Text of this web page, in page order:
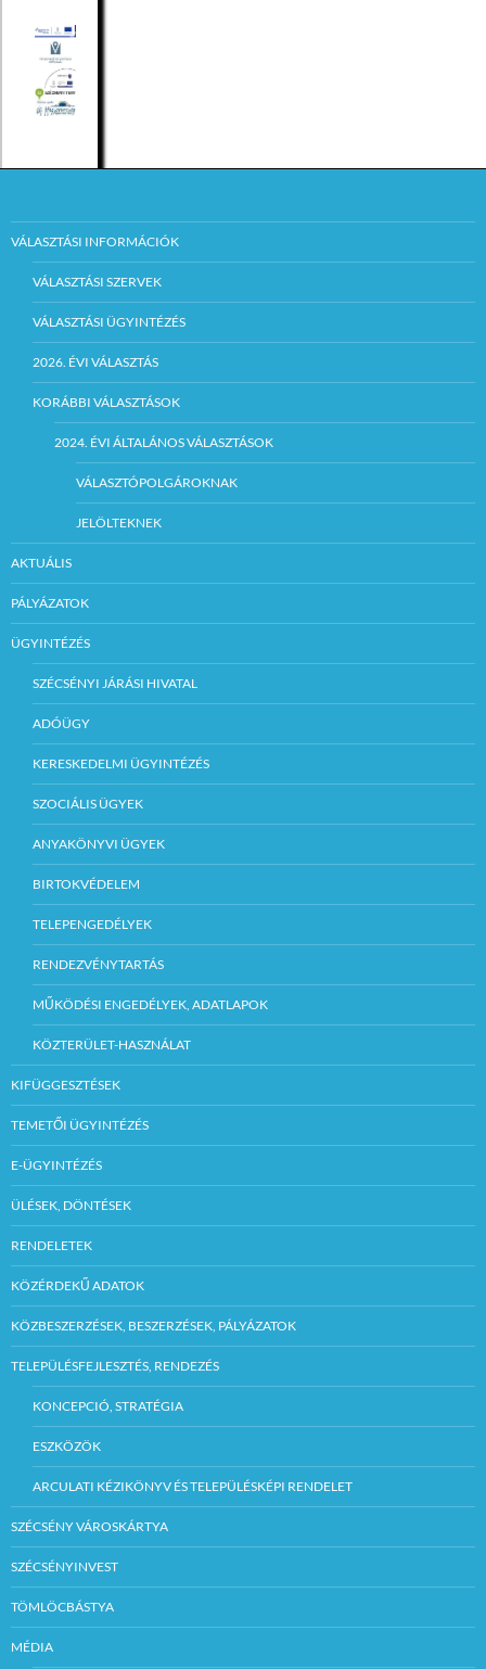
VÁLASZTÁSI INFORMÁCIÓK
VÁLASZTÁSI SZERVEK
VÁLASZTÁSI ÜGYINTÉZÉS
2026. ÉVI VÁLASZTÁS
KORÁBBI VÁLASZTÁSOK
2024. ÉVI ÁLTALÁNOS VÁLASZTÁSOK
VÁLASZTÓPOLGÁROKNAK
JELÖLTEKNEK
AKTUÁLIS
PÁLYÁZATOK
ÜGYINTÉZÉS
SZÉCSÉNYI JÁRÁSI HIVATAL
ADÓÜGY
KERESKEDELMI ÜGYINTÉZÉS
SZOCIÁLIS ÜGYEK
ANYAKÖNYVI ÜGYEK
BIRTOKVÉDELEM
TELEPENGEDÉLYEK
RENDEZVÉNYTARTÁS
MŰKÖDÉSI ENGEDÉLYEK, ADATLAPOK
KÖZTERÜLET-HASZNÁLAT
KIFÜGGESZTÉSEK
TEMETŐI ÜGYINTÉZÉS
E-ÜGYINTÉZÉS
ÜLÉSEK, DÖNTÉSEK
RENDELETEK
KÖZÉRDEKŰ ADATOK
KÖZBESZERZÉSEK, BESZERZÉSEK, PÁLYÁZATOK
TELEPÜLÉSFEJLESZTÉS, RENDEZÉS
KONCEPCIÓ, STRATÉGIA
ESZKÖZÖK
ARCULATI KÉZIKÖNYV ÉS TELEPÜLÉSKÉPI RENDELET
SZÉCSÉNY VÁROSKÁRTYA
SZÉCSÉNYINVEST
TÖMLÖCBÁSTYA
MÉDIA